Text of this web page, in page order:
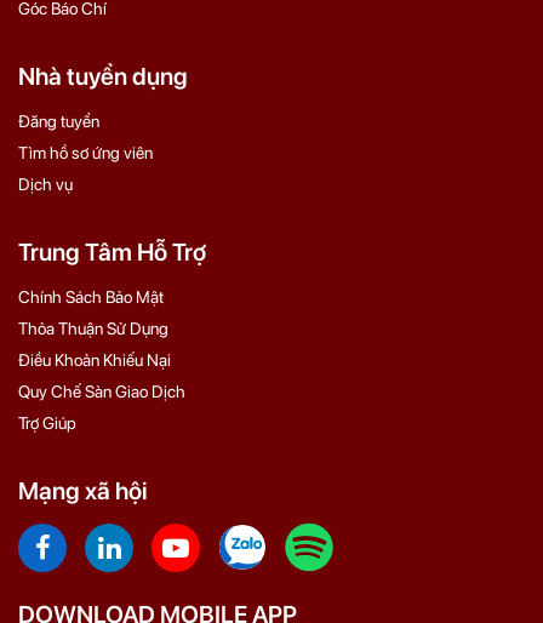
Góc Báo Chí
Nhà tuyển dụng
Đăng tuyển
Tìm hồ sơ ứng viên
Dịch vụ
Trung Tâm Hỗ Trợ
Chính Sách Bảo Mật
Thỏa Thuận Sử Dụng
Điều Khoản Khiếu Nại
Quy Chế Sàn Giao Dịch
Trợ Giúp
Mạng xã hội
DOWNLOAD MOBILE APP